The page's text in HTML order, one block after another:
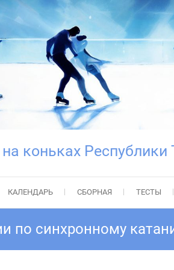
коньках Республики
КАЛЕНДАРЬ СБОРНАЯ ТЕСТЫ
по синхронному